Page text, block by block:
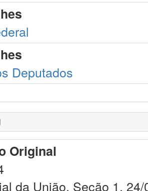
Deputados
Original
da União. Seção 1.